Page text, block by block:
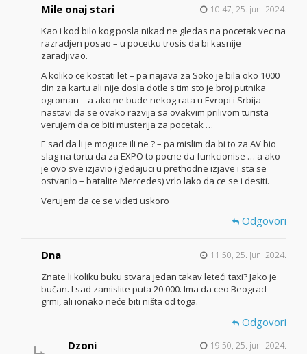
Mile onaj stari 10:47, 25. jun. 2024.
Kao i kod bilo kog posla nikad ne gledas na pocetak vec na
razradjen posao – u pocetku trosis da bi kasnije
zaradjivao.
A koliko ce kostati let – pa najava za Soko je bila oko 1000
din za kartu ali nije dosla dotle s tim sto je broj putnika
ogroman – a ako ne bude nekog rata u Evropi i Srbija
nastavi da se ovako razvija sa ovakvim prilivom turista
verujem da ce biti musterija za pocetak …
E sad da li je moguce ili ne ? – pa mislim da bi to za AV bio
slag na tortu da za EXPO to pocne da funkcionise … a ako
je ovo sve izjavio (gledajuci u prethodne izjave i sta se
ostvarilo – batalite Mercedes) vrlo lako da ce se i desiti.
Verujem da ce se videti uskoro
Odgovori
Dna 11:50, 25. jun. 2024.
Znate li koliku buku stvara jedan takav leteći taxi? Jako je
bučan. I sad zamislite puta 20 000. Ima da ceo Beograd
grmi, ali ionako neće biti ništa od toga.
Odgovori
Dzoni
19:50, 25. jun. 2024.